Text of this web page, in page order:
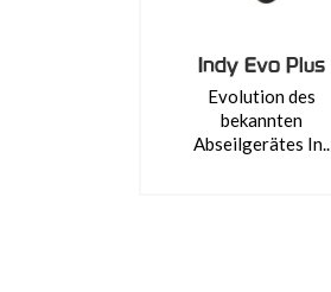
Indy Evo Plus
Evolution des
bekannten
Abseilgerätes In..